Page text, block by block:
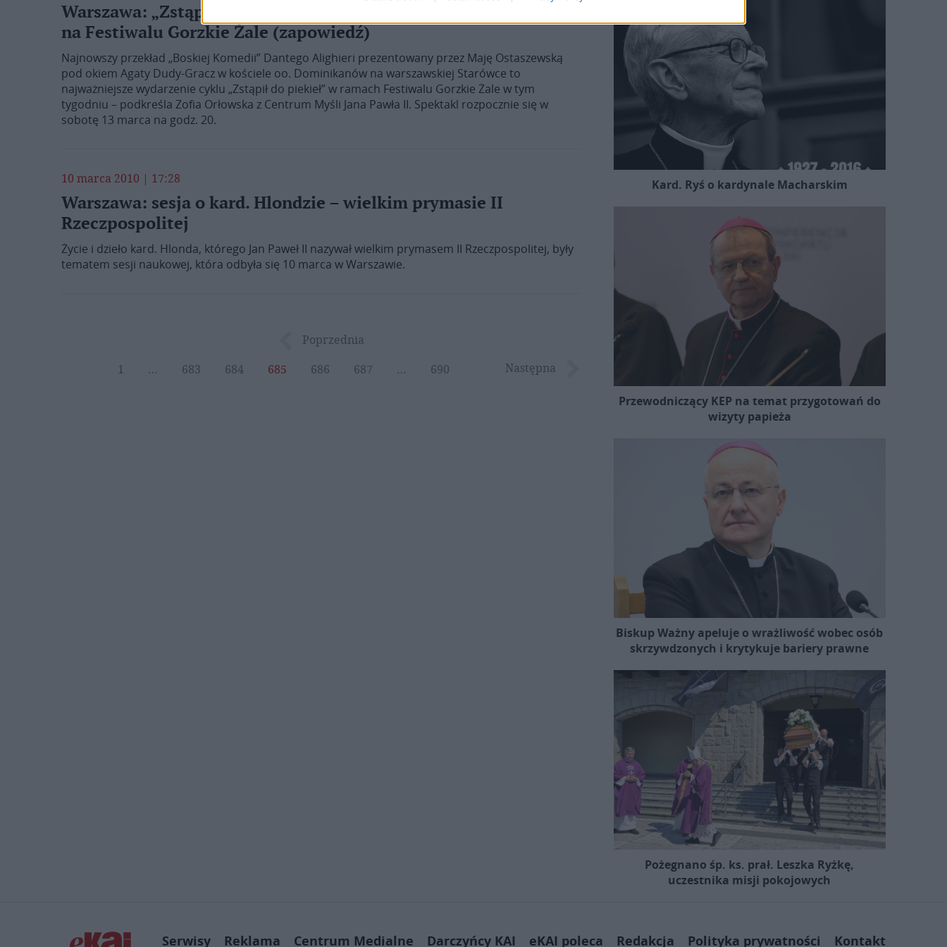
Warszawa: „Zstąpił do piekieł” w wykonaniu M. Ostaszewskiej
na Festiwalu Gorzkie Żale (zapowiedź)
Najnowszy przekład „Boskiej Komedii” Dantego Alighieri prezentowany przez Maję Ostaszewską
pod okiem Agaty Dudy-Gracz w kościele oo. Dominikanów na warszawskiej Starówce to
najważniejsze wydarzenie cyklu „Zstąpił do piekieł” w ramach Festiwalu Gorzkie Żale w tym
tygodniu – podkreśla Zofia Orłowska z Centrum Myśli Jana Pawła II. Spektakl rozpocznie się w
sobotę 13 marca na godz. 20.
10 marca 2010 | 17:28
Warszawa: sesja o kard. Hlondzie – wielkim prymasie II
Rzeczpospolitej
Życie i dzieło kard. Hlonda, którego Jan Paweł II nazywał wielkim prymasem II Rzeczpospolitej, były
tematem sesji naukowej, która odbyła się 10 marca w Warszawie.
Poprzednia
1
… 683 684 685 686 687 … 690 Następna
Kard. Ryś o kardynale Macharskim
Przewodniczący KEP na temat przygotowań do
wizyty papieża
Biskup Ważny apeluje o wrażliwość wobec osób
skrzywdzonych i krytykuje bariery prawne
Pożegnano śp. ks. prał. Leszka Ryżkę,
uczestnika misji pokojowych
Serwisy Reklama Centrum Medialne Darczyńcy KAI eKAI poleca Redakcja Polityka prywatności Kontakt